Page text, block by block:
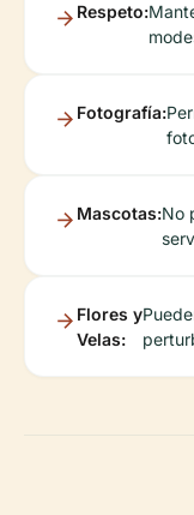
Respeto:
Fotografía:
Mascotas:No
Flores y
Velas: